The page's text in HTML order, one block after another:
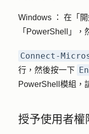
Windows ：
在「
「PowerShell」，
Connect-
行，然後按一下
PowerShell模組，
授予使用者權